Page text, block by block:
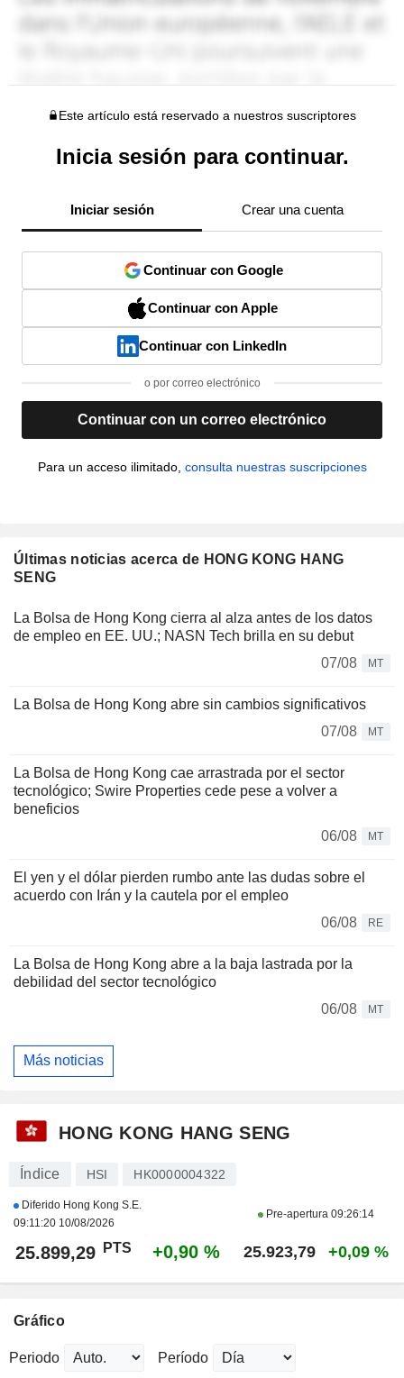
Este artículo está reservado a nuestros suscriptores
Inicia sesión para continuar.
Iniciar sesión Crear una cuenta
Continuar con Google
Continuar con Apple
Continuar con LinkedIn
o por correo electrónico
Continuar con un correo electrónico
Para un acceso ilimitado, consulta nuestras suscripciones
Últimas noticias acerca de HONG KONG HANG
SENG
La Bolsa de Hong Kong cierra al alza antes de los datos
de empleo en EE. UU.; NASN Tech brilla en su debut
07/08
MT
La Bolsa de Hong Kong abre sin cambios significativos
07/08
MT
La Bolsa de Hong Kong cae arrastrada por el sector
tecnológico; Swire Properties cede pese a volver a
beneficios
06/08
MT
El yen y el dólar pierden rumbo ante las dudas sobre el
acuerdo con Irán y la cautela por el empleo
06/08
RE
La Bolsa de Hong Kong abre a la baja lastrada por la
debilidad del sector tecnológico
06/08
MT
Más noticias
HONG KONG HANG SENG
Índice HSI HK0000004322
Diferido Hong Kong S.E.
09:11:20 10/08/2026
Pre-apertura 09:26:14
25.899,29 PTS +0,90 % 25.923,79 +0,09 %
Gráfico
Periodo Período